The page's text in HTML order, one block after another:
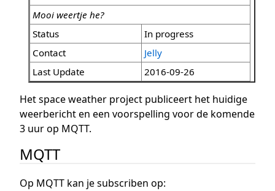
Mooi weertje he?
Status
In progress
Contact
Jelly
Last Update
2016-09-26
Het space weather project publiceert het huidige
weerbericht en een voorspelling voor de komende
3 uur op MQTT.
MQTT
Op MQTT kan je subscriben op: